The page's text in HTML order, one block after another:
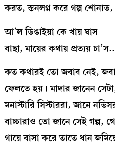
করত, স্তনলগ্ন করে গল্প
আ’ল ডিঙাইয়া কে খায় ঘাস
বাছা, মায়ের কথায় প্রত্যয়
কত কথারই তো জবাব নেই,
ফেলতে হয়। মাদার জানেন
মনাস্টারি সিস্টাররা, জানে
বাচ্চারাও তো জানে সেই গল্প,
গায়ে বাসা করে তাতে ধান